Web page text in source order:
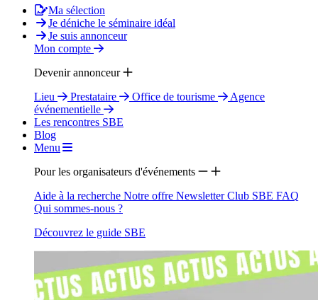
Ma sélection
Je déniche le séminaire idéal
Je suis annonceur
Mon compte
Devenir annonceur
Lieu
Prestataire Office de tourisme
Agence
événementielle
Les rencontres SBE
Blog
Menu
Pour les organisateurs d'événements
Aide à la recherche Notre offre NewsletterClub SBE FAQ
Qui sommes-nous ?
Découvrez le guide SBE